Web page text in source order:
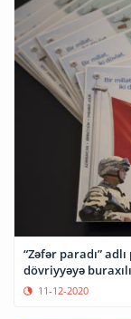
“Zəfər paradı”
dövriyyəyə
11-12-2020